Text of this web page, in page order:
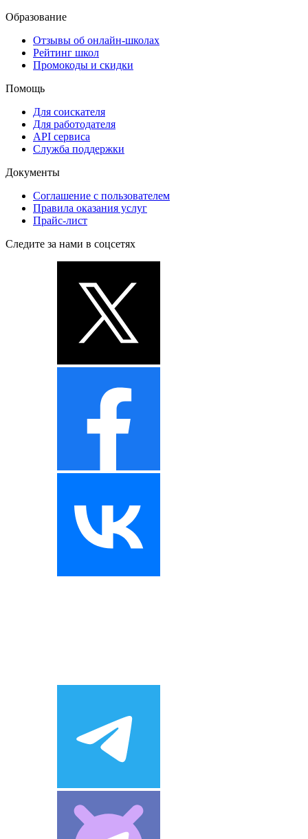
Образование
Отзывы об онлайн-школах
Рейтинг школ
Промокоды и скидки
Помощь
Для соискателя
Для работодателя
API сервиса
Служба поддержки
Документы
Соглашение с пользователем
Правила оказания услуг
Прайс-лист
Следите за нами в соцсетях